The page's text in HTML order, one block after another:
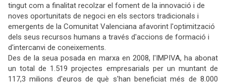
tingut com a finalitat recolzar el foment de la innovació i de
noves oportunitats de negoci en els sectors tradicionals i
emergents de la Comunitat Valenciana afavorint l'optimització
dels seus recursos humans a través d'accions de formació i
d'intercanvi de coneixements.
Des de la seua posada en marxa en 2008, l'IMPIVA, ha abonat
un total de 1.519 projectes empresarials per un muntant de
117,3 milions d'euros de què s'han beneficiat més de 8.000